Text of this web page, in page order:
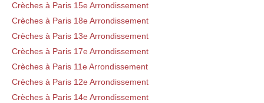
Crèches à Paris 15e Arrondissement
Crèches à Paris 18e Arrondissement
Crèches à Paris 13e Arrondissement
Crèches à Paris 17e Arrondissement
Crèches à Paris 11e Arrondissement
Crèches à Paris 12e Arrondissement
Crèches à Paris 14e Arrondissement